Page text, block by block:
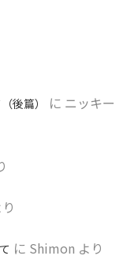
後篇） に ニッキー
に Shimon より